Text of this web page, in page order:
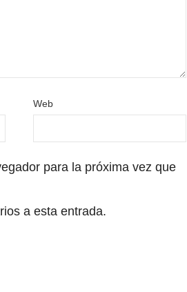
Web
para la próxima vez que
a esta entrada.